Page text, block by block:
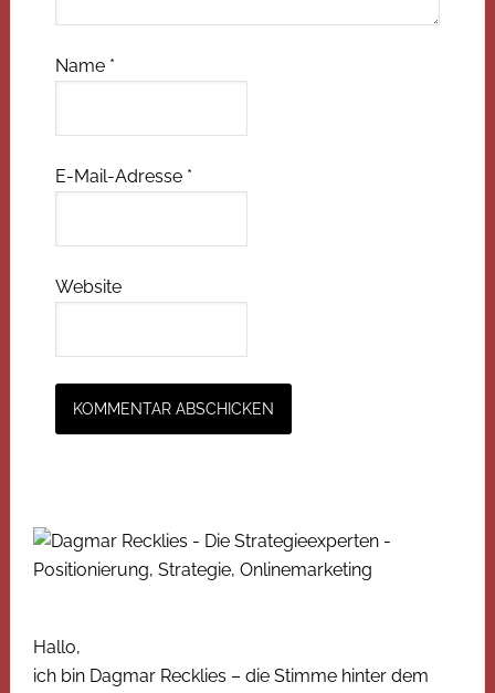
Name *
E-Mail-Adresse *
Website
Hallo,
ich bin Dagmar Recklies – die Stimme hinter dem